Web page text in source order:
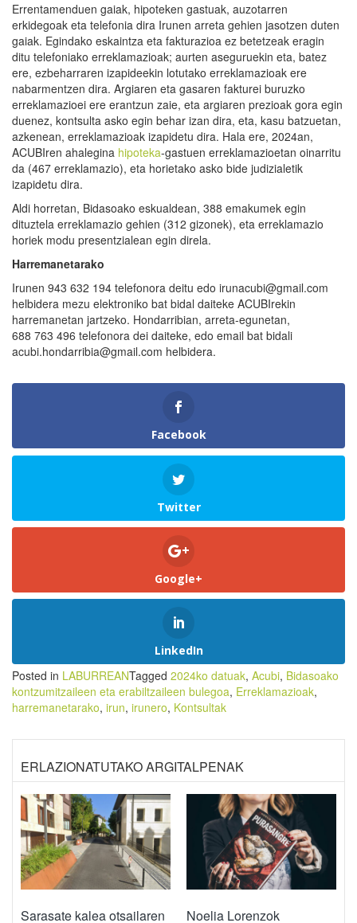
Errentamenduen gaiak, hipoteken gastuak, auzotarren
erkidegoak eta telefonia dira Irunen arreta gehien jasotzen duten
gaiak. Egindako eskaintza eta fakturazioa ez betetzeak eragin
ditu telefoniako erreklamazioak; aurten aseguruekin eta, batez
ere, ezbeharraren izapideekin lotutako erreklamazioak ere
nabarmentzen dira. Argiaren eta gasaren fakturei buruzko
erreklamazioei ere erantzun zaie, eta argiaren prezioak gora egin
duenez, kontsulta asko egin behar izan dira, eta, kasu batzuetan,
azkenean, erreklamazioak izapidetu dira. Hala ere, 2024an,
ACUBIren ahalegina hipoteka-gastuen erreklamazioetan oinarritu
da (467 erreklamazio), eta horietako asko bide judizialetik
izapidetu dira.
Aldi horretan, Bidasoako eskualdean, 388 emakumek egin
dituztela erreklamazio gehien (312 gizonek), eta erreklamazio
horiek modu presentzialean egin direla.
Harremanetarako
Irunen 943 632 194 telefonora deitu edo irunacubi@gmail.com
helbidera mezu elektroniko bat bidal daiteke ACUBIrekin
harremanetan jartzeko. Hondarribian, arreta-egunetan,
688 763 496 telefonora dei daiteke, edo email bat bidali
acubi.hondarribia@gmail.com helbidera.
Facebook
Twitter
Google+
LinkedIn
Posted in LABURREANTagged 2024ko datuak, Acubi, Bidasoako
kontzumitzaileen eta erabiltzaileen bulegoa, Erreklamazioak,
harremanetarako, irun, irunero, Kontsultak
ERLAZIONATUTAKO ARGITALPENAK
Sarasate kalea otsailaren Noelia Lorenzok